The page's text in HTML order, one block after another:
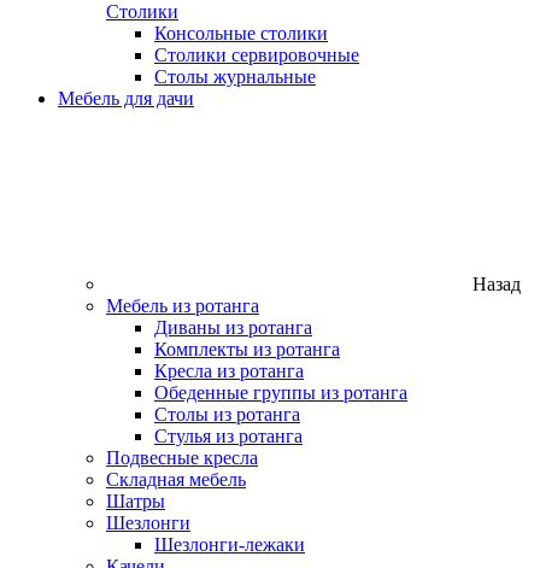
Столики
Консольные столики
Столики сервировочные
Столы журнальные
Мебель для дачи
Назад
Мебель из ротанга
Диваны из ротанга
Комплекты из ротанга
Кресла из ротанга
Обеденные группы из ротанга
Столы из ротанга
Стулья из ротанга
Подвесные кресла
Складная мебель
Шатры
Шезлонги
Шезлонги-лежаки